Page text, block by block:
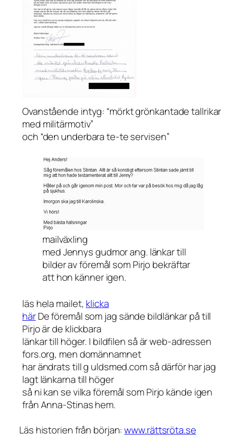
Ovanstående intyg: “mörkt grönkantade tallrikar
med militärmotiv”
och “den underbara te-te servisen”
mailväxling
med Jennys gudmor ang. länkar till
bilder av föremål som Pirjo bekräftar
att hon känner igen.
läs hela mailet, klicka
härDe föremål som jag sände bildlänkar på till
Pirjo är de klickbara
länkar till höger. I bildfilen så är web-adressen
fors.org, men domännamnet
har ändrats till g uldsmed.com så därför har jag
lagt länkarna till höger
så ni kan se vilka föremål som Pirjo kände igen
från Anna-Stinas hem.
Läs historien från början:www.rättsröta.se